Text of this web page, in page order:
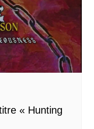
« Hunting